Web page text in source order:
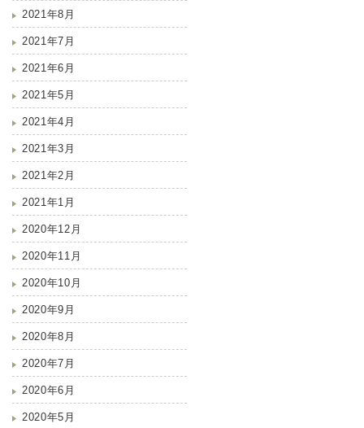
2021年8月
2021年7月
2021年6月
2021年5月
2021年4月
2021年3月
2021年2月
2021年1月
2020年12月
2020年11月
2020年10月
2020年9月
2020年8月
2020年7月
2020年6月
2020年5月